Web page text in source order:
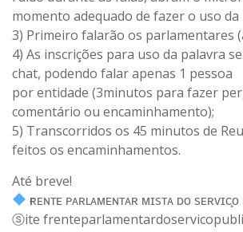
momento adequado de fazer o uso da
3) Primeiro falarão os parlamentares
4) As inscrições para uso da palavra
chat, podendo falar apenas 1 pessoa
por entidade (3minutos para fazer
comentário ou encaminhamento);
5) Transcorridos os 45 minutos de
feitos os encaminhamentos.
Até breve!
ғʀᴇɴᴛᴇ ᴘᴀʀʟᴀᴍᴇɴᴛᴀʀ ᴍɪsᴛᴀ ᴅᴏ sᴇʀᴠɪᴄ̧ᴏ
ⓢite